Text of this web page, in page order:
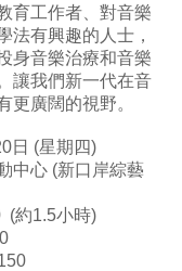
育工作者、對音樂
法有興趣的人士，
身音樂治療和音樂
讓我們新一代在音
更廣闊的視野。
日 (星期四)
中心 (新口岸綜藝
(約1.5小時)